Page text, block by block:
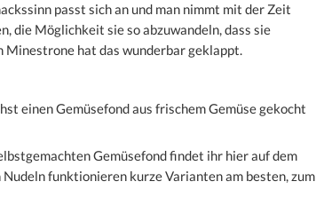
passt sich an und man nimmt mit der Zeit
die Möglichkeit sie so abzuwandeln, dass sie
Minestrone hat das wunderbar geklappt.
einen Gemüsefond aus frischem Gemüse gekocht
Gemüsefond findet ihr hier auf dem
funktionieren kurze Varianten am besten, zum